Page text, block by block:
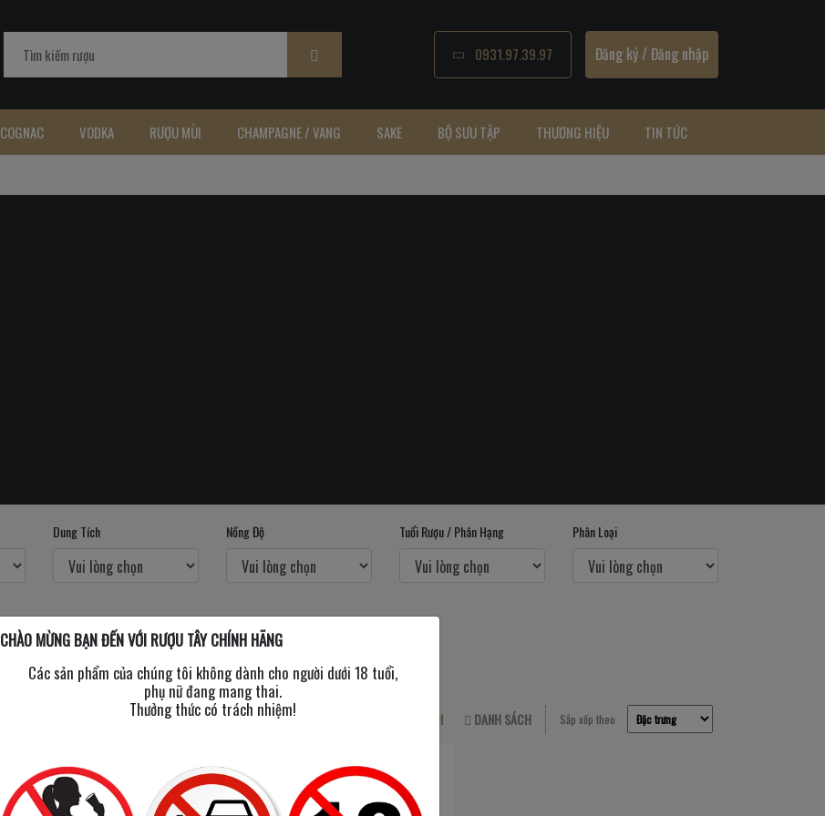
0931.97.39.97 Đăng ký/ Đăng nhập
COGNAC VODKA RƯỢU MÙI CHAMPAGNE / VANG SAKE BỘ SƯU TẬP THƯƠNG HIỆU TIN TỨC
Dung Tích Nồng Độ Tuổi Rượu / Phân Hạng Phân Loại
LƯỚI DANH SÁCH Sắp xếp theo
CHÀO MỪNG BẠN ĐẾN VỚI RƯỢU TÂY CHÍNH HÃNG
Các sản phẩm của chúng tôi không dành cho người dưới 18 tuổi,
phụ nữ đang mang thai.
Thưởng thức có trách nhiệm!